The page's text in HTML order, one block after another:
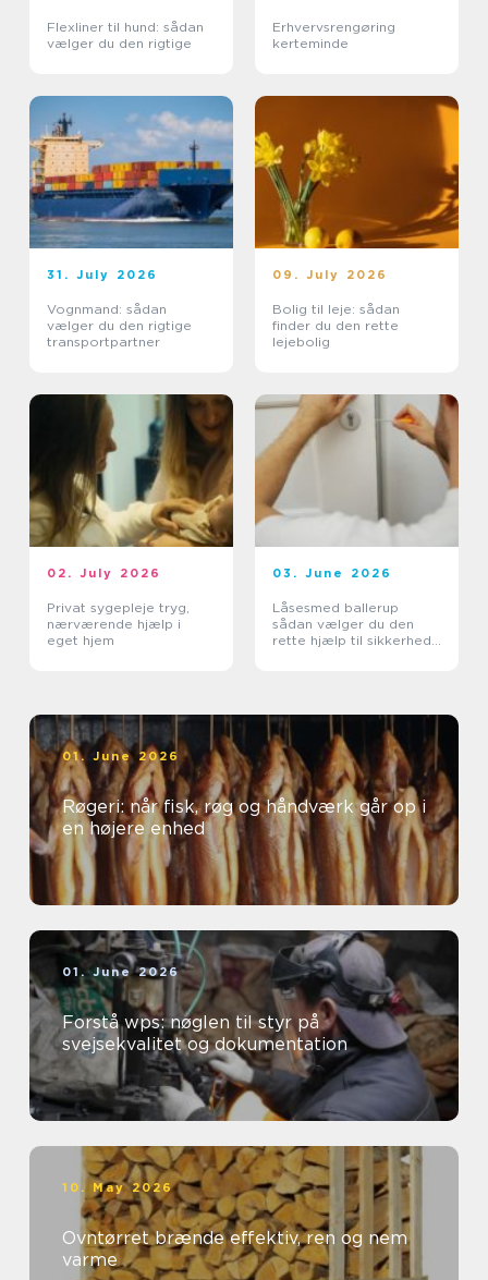
Flexliner til hund: sådan
vælger du den rigtige
Erhvervsrengøring
kerteminde
31. July 2026
Vognmand: sådan
vælger du den rigtige
transportpartner
09. July 2026
Bolig til leje: sådan
finder du den rette
lejebolig
02. July 2026
Privat sygepleje tryg,
nærværende hjælp i
eget hjem
03. June 2026
Låsesmed ballerup
sådan vælger du den
rette hjælp til sikkerhed
01. June 2026
Røgeri: når fisk, røg og håndværk går op i
en højere enhed
01. June 2026
Forstå wps: nøglen til styr på
svejsekvalitet og dokumentation
10. May 2026
Ovntørret brænde effektiv, ren og nem
varme